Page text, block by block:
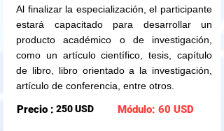
Al finalizar la especialización, el participante
estará capacitado para desarrollar un
producto académico o de investigación,
como un artículo científico, tesis, capítulo
de libro, libro orientado a la investigación,
artículo de conferencia, entre otros.
Precio :250 USD Módulo: 60 USD